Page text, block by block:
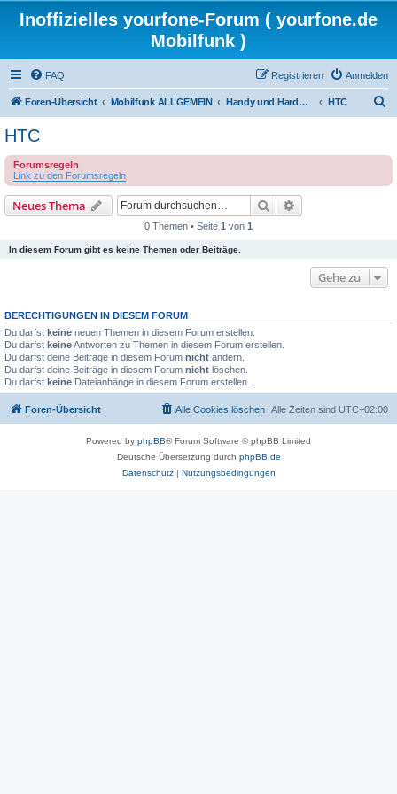
Inoffizielles yourfone-Forum ( yourfone.de
Mobilfunk )
FAQ Anmelden
Registrieren
Foren-Übersicht Mobilfunk ALLGEMEIN Handy und Hardware (Herstellerforen) HTC
e
HTC
Forumsregeln
Link zu den Forumsregeln
Neues Thema Suche
0 Themen • Seite 1 von 1
In diesem Forum gibt es keine Themen oder Beiträge.
Gehe zu
BERECHTIGUNGEN IN DIESEM FORUM
Du darfst keine neuen Themen in diesem Forum erstellen.
Du darfst keineAntworten zu Themen in diesem Forum erstellen.
Du darfst deine Beiträge in diesem Forum nicht ändern.
Du darfst deine Beiträge in diesem Forum nicht löschen.
Du darfst keine Dateianhänge in diesem Forum erstellen.
Foren-Übersicht Alle Zeiten sind UTC+02:00
Alle Cookies löschen
Powered by phpBB® Forum Software © phpBB Limited
Deutsche Übersetzung durch phpBB.de
Datenschutz| Nutzungsbedingungen